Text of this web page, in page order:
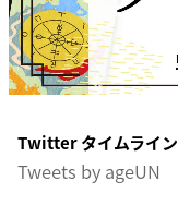
Twitter タイムライン
Tweets by ageUN